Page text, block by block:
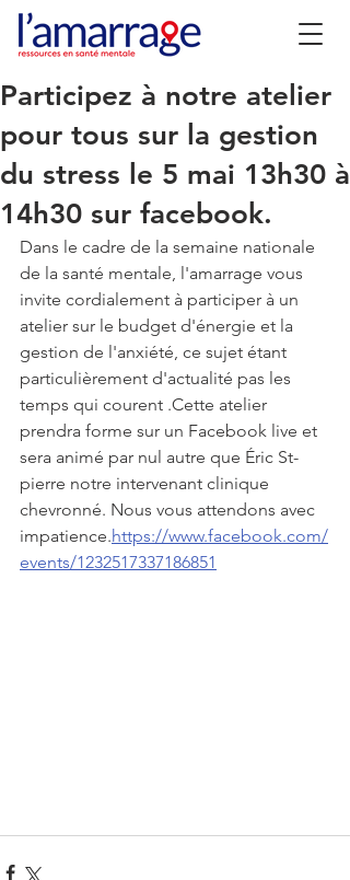
Participez à notre atelier
pour tous sur la gestion
du stress le 5 mai 13h30 à
14h30 sur facebook.
Dans le cadre de la semaine nationale
de la santé mentale, l'amarrage vous
invite cordialement à participer à un
atelier sur le budget d'énergie et la
gestion de l'anxiété, ce sujet étant
particulièrement d'actualité pas les
temps qui courent .Cette atelier
prendra forme sur un Facebook live et
sera animé par nul autre que Éric St-
pierre notre intervenant clinique
chevronné. Nous vous attendons avec
impatience.https://www.facebook.com/
events/1232517337186851